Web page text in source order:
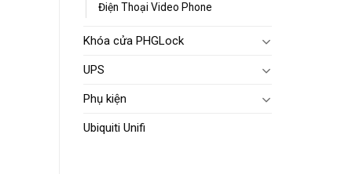
Điện Thoại Video Phone
Khóa cửa PHGLock
UPS
Phụ kiện
Ubiquiti Unifi